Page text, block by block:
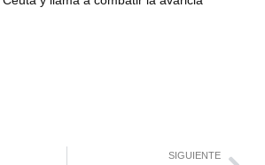
SIGUIENTE